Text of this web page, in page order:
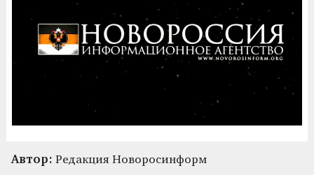
Автор: Редакция Новоросинформ